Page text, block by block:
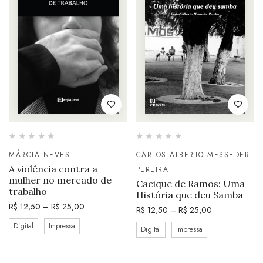
MÁRCIA NEVES
A violência contra a
mulher no mercado de
trabalho
R$ 12,50 – R$ 25,00
Digital Impressa
CARLOS ALBERTO MESSEDER
PEREIRA
Cacique de Ramos: Uma
História que deu Samba
R$ 12,50 – R$ 25,00
Digital Impressa